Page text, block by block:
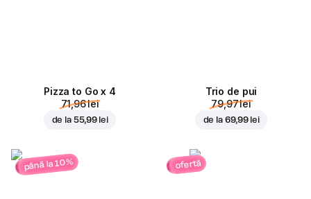
Pizza to Go x 4
71,96 lei
de la 55,99 lei
Trio de pui
79,97 lei
de la 69,99 lei
până la 10% ofertă